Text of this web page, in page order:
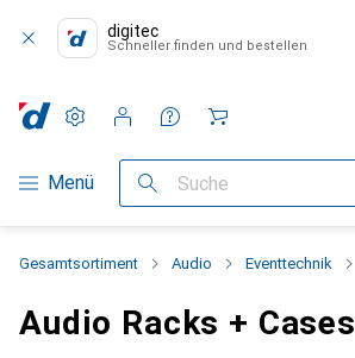
digitec
Schneller finden und bestellen
Navigation nach Kategorien
Menü Suche
Einstellungen
Kundenkonto
Vergleichslisten
Merklisten
Warenkorb
Gesamtsortiment Audio Eventtechnik
Audio Racks + Cases